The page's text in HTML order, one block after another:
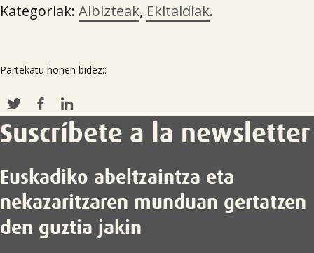
Kategoriak: Albizteak, Ekitaldiak.
Partekatu honen bidez::
Suscríbete a la newsletter
Euskadiko abeltzaintza eta
nekazaritzaren munduan gertatzen
den guztia jakin